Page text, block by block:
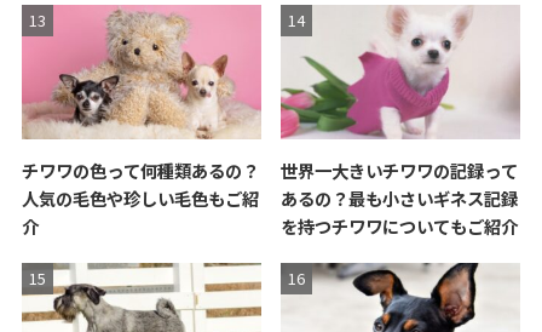
チワワの色って何種類あるの？
人気の毛色や珍しい毛色もご紹
介
世界一大きいチワワの記録って
あるの？最も小さいギネス記録
を持つチワワについてもご紹介